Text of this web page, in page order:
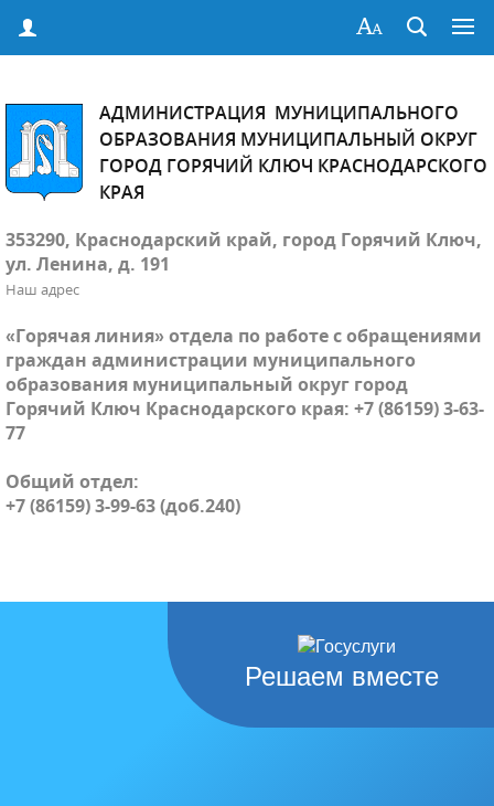
АДМИНИСТРАЦИЯ МУНИЦИПАЛЬНОГО
ОБРАЗОВАНИЯ МУНИЦИПАЛЬНЫЙ ОКРУГ
ГОРОД ГОРЯЧИЙ КЛЮЧ КРАСНОДАРСКОГО
КРАЯ
353290, Краснодарский край, город Горячий Ключ,
ул. Ленина, д. 191
Наш адрес
«Горячая линия» отдела по работе с обращениями
граждан администрации муниципального
образования муниципальный округ город
Горячий Ключ Краснодарского края: +7 (86159) 3-63-
77
Общий отдел:
+7 (86159) 3-99-63 (доб.240)
Решаем вместе